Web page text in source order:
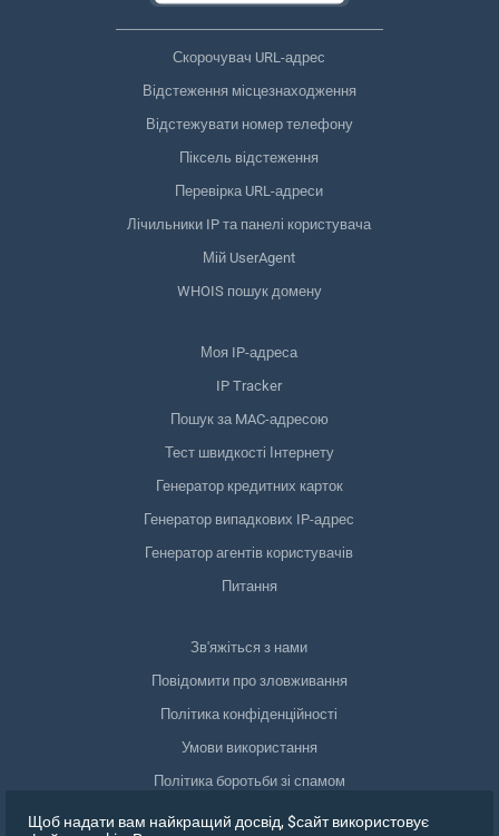
Скорочувач URL-адрес
Відстеження місцезнаходження
Відстежувати номер телефону
Піксель відстеження
Перевірка URL-адреси
Лічильники IP та панелі користувача
Мій UserAgent
WHOIS пошук домену
Моя IP-адреса
IP Tracker
Пошук за MAC-адресою
Тест швидкості Інтернету
Генератор кредитних карток
Генератор випадкових IP-адрес
Генератор агентів користувачів
Питання
Зв'яжіться з нами
Повідомити про зловживання
Політика конфіденційності
Умови використання
Політика боротьби зі спамом
Відповідність GDPR
Щоб надати вам найкращий досвід, $сайт використовує